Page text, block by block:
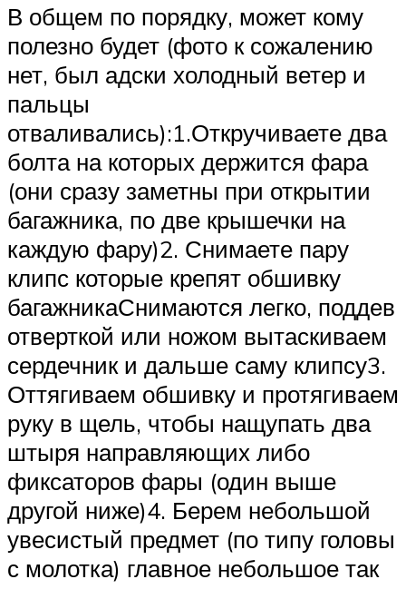
В общем по порядку, может кому
полезно будет (фото к сожалению
нет, был адски холодный ветер и
пальцы
отваливались):1.Откручиваете два
болта на которых держится фара
(они сразу заметны при открытии
багажника, по две крышечки на
каждую фару)2. Снимаете пару
клипс которые крепят обшивку
багажникаСнимаются легко, поддев
отверткой или ножом вытаскиваем
сердечник и дальше саму клипсу3.
Оттягиваем обшивку и протягиваем
руку в щель, чтобы нащупать два
штыря направляющих либо
фиксаторов фары (один выше
другой ниже)4. Берем небольшой
увесистый предмет (по типу головы
с молотка) главное небольшое так